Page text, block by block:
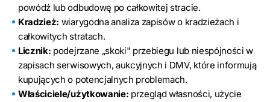
powódź lub odbudowę po całkowitej stracie.
Kradzież: wiarygodna analiza zapisów o kradzieżach i
całkowitych stratach.
Licznik: podejrzane „skoki" przebiegu lub niespójności w
zapisach serwisowych, aukcyjnych i DMV, które informują
kupujących o potencjalnych problemach.
Właściciele/użytkowanie: przegląd własności, użycie